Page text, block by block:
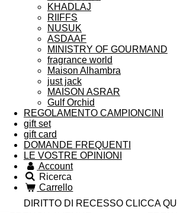
KHADLAJ
RIIFFS
NUSUK
ASDAAF
MINISTRY OF GOURMAND
fragrance world
Maison Alhambra
just jack
MAISON ASRAR
Gulf Orchid
REGOLAMENTO CAMPIONCINI
gift set
gift card
DOMANDE FREQUENTI
LE VOSTRE OPINIONI
Account
Ricerca
Carrello
DIRITTO DI RECESSO CLICCA QUI